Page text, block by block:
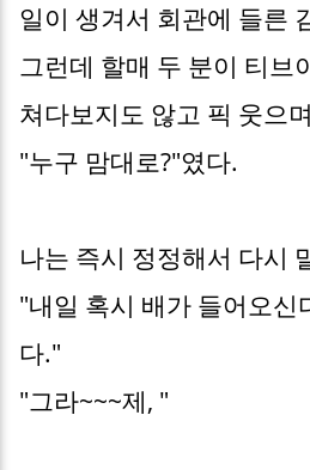
일이 생겨서 회관에 들른
그런데 할매 두 분이 티브
쳐다보지도 않고 픽 웃으
"누구 맘대로?"였다.
나는 즉시 정정해서 다시
"내일 혹시 배가 들어오신
다."
"그라~~~제, "